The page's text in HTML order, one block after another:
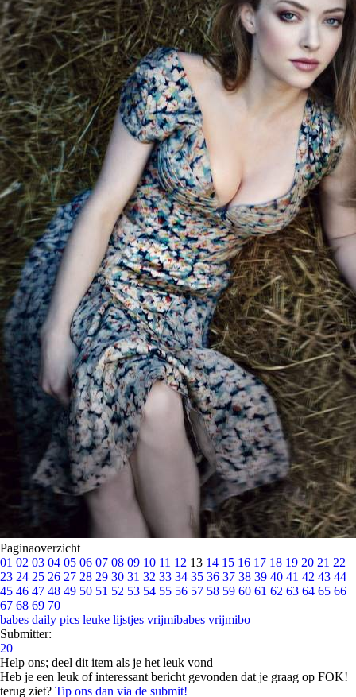
Paginaoverzicht
01 02 03 04 05 06 07 08 09 10 11 12 13 14 15 16 17 18 19 20 21 22
23 24 25 26 27 28 29 30 31 32 33 34 35 36 37 38 39 40 41 42 43 44
45 46 47 48 49 50 51 52 53 54 55 56 57 58 59 60 61 62 63 64 65 66
67 68 69 70
babes daily pics leuke lijstjes vrijmibabes vrijmibo
Submitter:
20
Help ons; deel dit item als je het leuk vond
Heb je een leuk of interessant bericht gevonden dat je graag op FOK!
terug ziet? Tip ons dan via de submit!